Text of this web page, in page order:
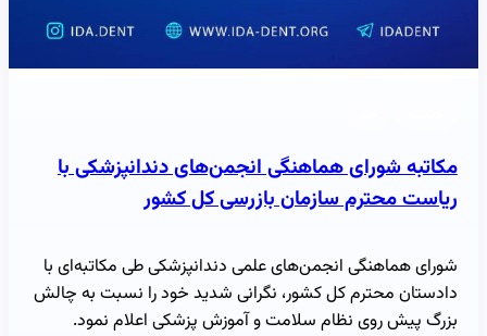
مکاتبه شورای هماهنگی انجمن‌های دندانپزشکی با
ریاست محترم سازمان بازرسی کل کشور
شورای هماهنگی انجمن‌های علمی دندانپزشکی طی مکاتبه‌ای با
دادستان محترم کل کشور، نگرانی شدید خود را نسبت به چالش
بزرگ پیش روی نظام سلامت و آموزش پزشکی اعلام نمود.